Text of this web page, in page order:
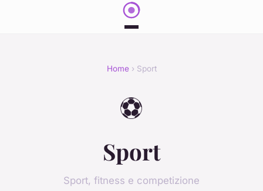
Home› Sport
⚽
Sport
Sport, fitness e competizione